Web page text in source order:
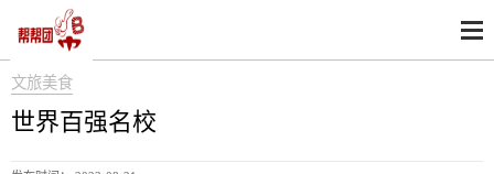
文旅美食
世界百强名校